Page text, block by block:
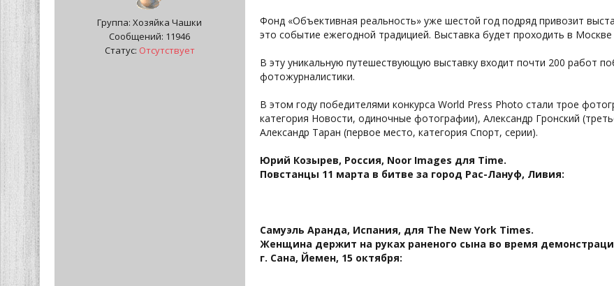
Группа: Хозяйка Чашки
Сообщений: 11946
Статус: Отсутствует
Фонд «Объективная реальность» уже шестой год подряд привозит
это событие ежегодной традицией. Выставка будет проходить в
В эту уникальную путешествующую выставку входит почти 200 работ
фотожурналистики.
В этом году победителями конкурса World Press Photo стали трое
категория Новости, одиночные фотографии), Александр Гронский
Александр Таран (первое место, категория Спорт, серии).
Юрий Козырев, Россия, Noor Images для Time.
Повстанцы 11 марта в битве за город Рас-Лануф, Ливия:
Самуэль Аранда, Испания, для The New York Times.
Женщина держит на руках раненого сына во время
г. Сана, Йемен, 15 октября: